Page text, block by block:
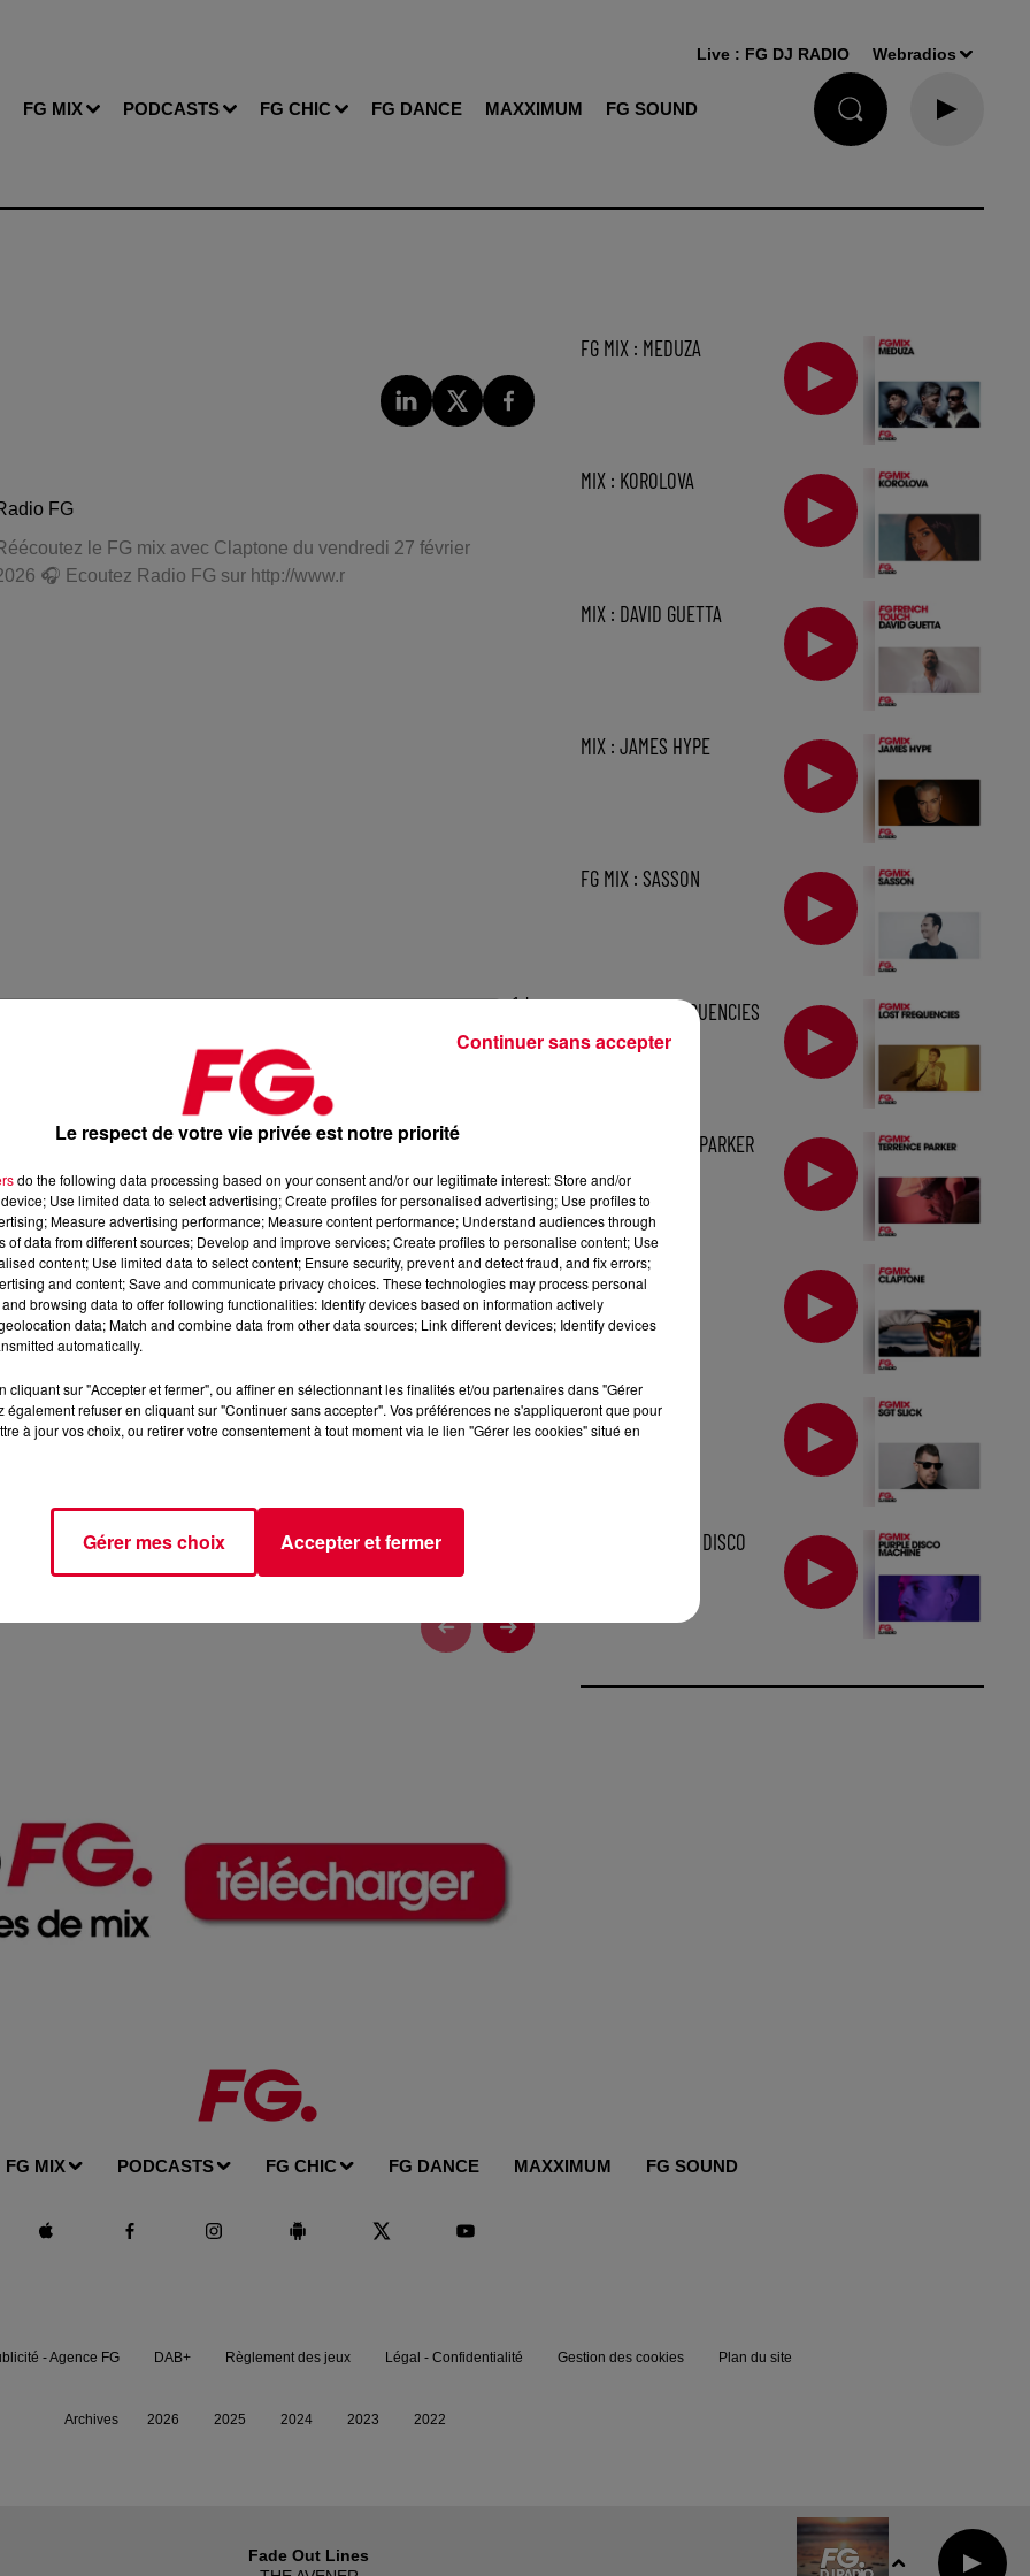
FG MIX PODCASTS FG CHIC FG DANCE MAXXIMUM FG SOUND
Live : FG DJ RADIO Webradios
FG
le FG mix avec Claptone du vendredi 27 février
🎧 Ecoutez Radio FG sur http://www.r
1 h
2026
FG (IOShttps://urlz.fr/hhZx- Google Play
programmation house, deep, et électro
FG MIX : MEDUZA
MIX : KOROLOVA
MIX : DAVID GUETTA
MIX : JAMES HYPE
FG MIX : SASSON
MIX : LOST FREQUENCIES
MIX : TERRENCE PARKER
MIX : CLAPTONE
MIX : SGT SLICK
FG MIX : PURPLE DISCO
FG MIX PODCASTS FG CHIC FG DANCE MAXXIMUM FG SOUND
Fade Out Lines
- Agence FG DAB+ Règlement des jeux Légal - Confidentialité Gestion des cookies Plan du site
Archives 2026 2025 2024 2023 2022
Le respect de votre vie privée est notre priorité
do the following data processing based on your consent and/or our legitimate interest: Store and/or
Use limited data to select advertising; Create profiles for personalised advertising; Use profiles to
Measure advertising performance; Measure content performance; Understand audiences through
of data from different sources; Develop and improve services; Create profiles to personalise content; Use
content; Use limited data to select content; Ensure security, prevent and detect fraud, and fix errors;
and content; Save and communicate privacy choices. These technologies may process personal
browsing data to offer following functionalities: Identify devices based on information actively
data; Match and combine data from other data sources; Link different devices; Identify devices
automatically.
cliquant sur "Accepter et fermer", ou affiner en sélectionnant les finalités et/ou partenaires dans "Gérer
également refuser en cliquant sur "Continuer sans accepter". Vos préférences ne s'appliqueront que pour
à jour vos choix, ou retirer votre consentement à tout moment via le lien "Gérer les cookies" situé en
Gérer mes choix Accepter et fermer
Continuer sans accepter